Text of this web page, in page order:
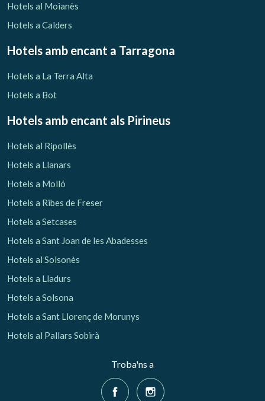
Hotels al Moianès
Hotels a Calders
Hotels amb encant a Tarragona
Hotels a La Terra Alta
Hotels a Bot
Hotels amb encant als Pirineus
Hotels al Ripollès
Hotels a Llanars
Hotels a Molló
Hotels a Ribes de Freser
Hotels a Setcases
Hotels a Sant Joan de les Abadesses
Hotels al Solsonès
Hotels a Lladurs
Hotels a Solsona
Hotels a Sant Llorenç de Morunys
Hotels al Pallars Sobirà
Troba'ns a